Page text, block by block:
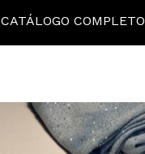
CATÁLOGO COMPLETO